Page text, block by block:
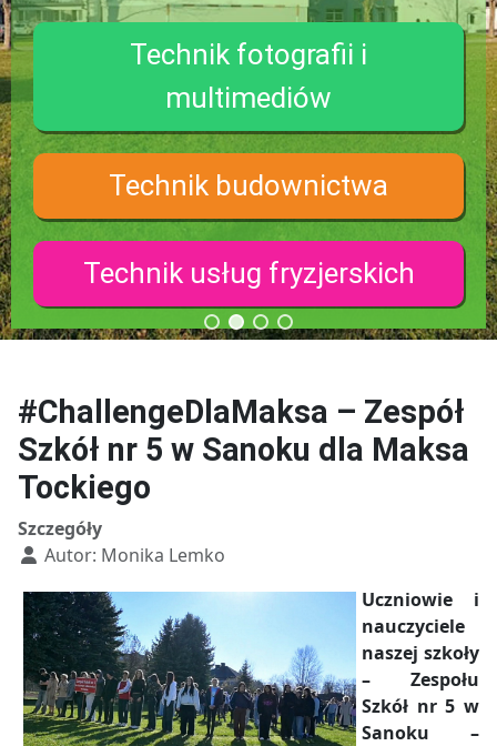
Technik fotografii i
multimediów
Technik budownictwa
Technik usług fryzjerskich
#ChallengeDlaMaksa – Zespół
Szkół nr 5 w Sanoku dla Maksa
Tockiego
Szczegóły
Autor: Monika Lemko
Uczniowie i
nauczyciele
naszej szkoły
– Zespołu
Szkół nr 5 w
Sanoku –